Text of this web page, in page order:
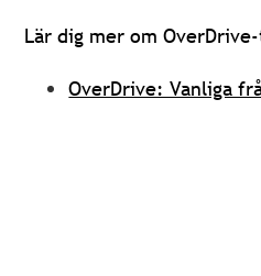
Lär dig mer om
OverDrive: Vanliga